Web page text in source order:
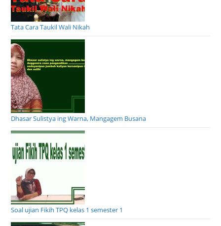
Tata Cara Taukil Wali Nikah
Dhasar Sulistya ing Warna, Mangagem Busana
Soal ujian Fikih TPQ kelas 1 semester 1